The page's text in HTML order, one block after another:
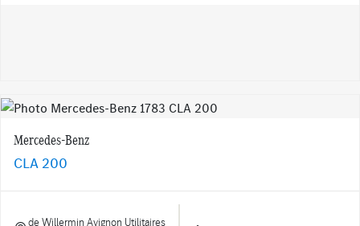
Mercedes-Benz
CLA 200
de Willermin Avignon Utilitaires